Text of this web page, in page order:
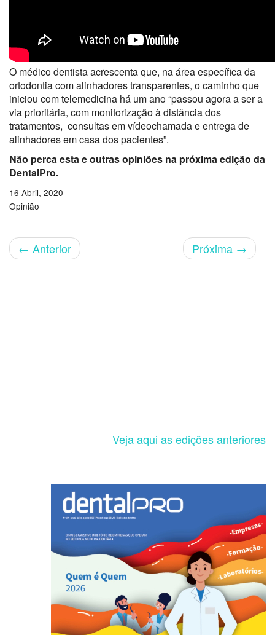
O médico dentista acrescenta que, na área específica da
ortodontia com alinhadores transparentes, o caminho que
iniciou com telemedicina há um ano “passou agora a ser a
via prioritária, com monitorização à distância dos
tratamentos, consultas em vídeochamada e entrega de
alinhadores em casa dos pacientes”.
Não perca esta e outras opiniões na próxima edição da
DentalPro.
16 Abril, 2020
Opinião
← Anterior Próxima →
Veja aqui as edições anteriores